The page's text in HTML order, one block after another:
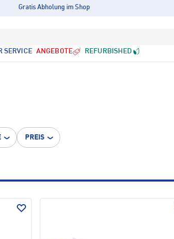
Gratis Abholung im Shop
SERVICE ANGEBOTE REFURBISHED
PREIS